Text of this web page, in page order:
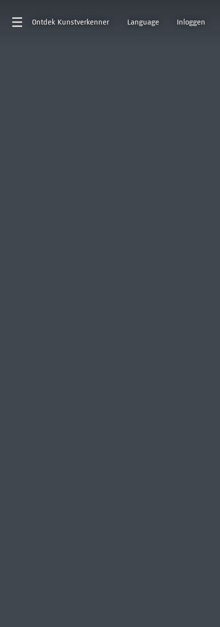
Ontdek Kunstverkenner Language Inloggen